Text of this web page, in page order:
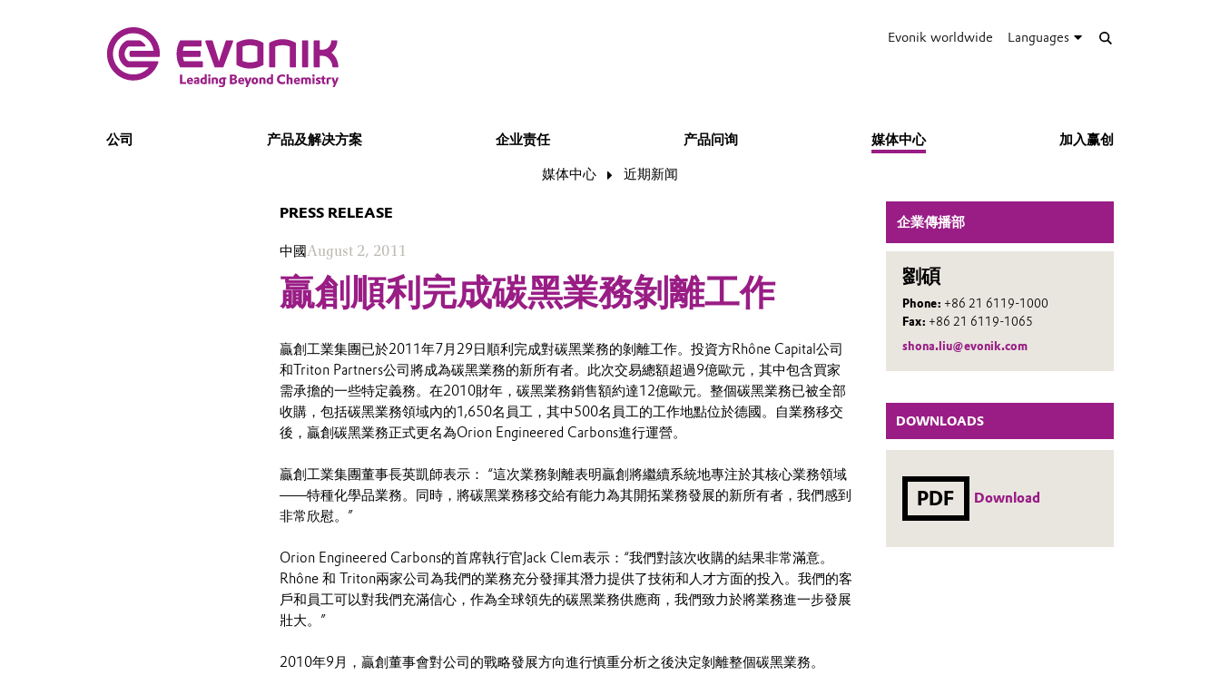
Evonik worldwide Languages
公司 产品及解决方案 企业责任 产品问询 媒体中心 加入赢创
媒体中心 近期新闻
企業傳播部
劉碩
Phone: +86 21 6119-1000
Fax: +86 21 6119-1065
shona.liu@evonik.com
DOWNLOADS
PDF Download
PRESS RELEASE
中國August 2, 2011
贏創順利完成碳黑業務剝離工作
贏創工業集團已於2011年7月29日順利完成對碳黑業務的剝離工作。投資方Rhône Capital公司
和Triton Partners公司將成為碳黑業務的新所有者。此次交易總額超過9億歐元，其中包含買家
需承擔的一些特定義務。在2010財年，碳黑業務銷售額約達12億歐元。整個碳黑業務已被全部
收購，包括碳黑業務領域內的1,650名員工，其中500名員工的工作地點位於德國。自業務移交
後，贏創碳黑業務正式更名為Orion Engineered Carbons進行運營。
贏創工業集團董事長英凱師表示： “這次業務剝離表明贏創將繼續系統地專注於其核心業務領域
——特種化學品業務。同時，將碳黑業務移交給有能力為其開拓業務發展的新所有者，我們感到
非常欣慰。”
Orion Engineered Carbons的首席執行官Jack Clem表示：“我們對該次收購的結果非常滿意。
Rhône 和 Triton兩家公司為我們的業務充分發揮其潛力提供了技術和人才方面的投入。我們的客
戶和員工可以對我們充滿信心，作為全球領先的碳黑業務供應商，我們致力於將業務進一步發展
壯大。”
2010年9月，贏創董事會對公司的戰略發展方向進行慎重分析之後決定剝離整個碳黑業務。